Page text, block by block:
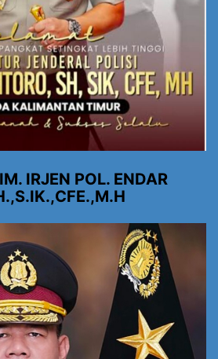
IRJEN POL. ENDAR